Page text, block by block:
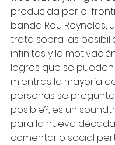
producida por el
banda Rou Reynolds,
trata sobra las
infinitas y la
logros que se
mientras la mayoría
personas se
posible?, es un
para la nueva
comentario social